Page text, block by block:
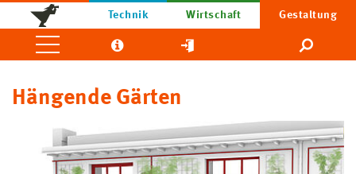
Technik Wirtschaft Gestaltung
Hängende Gärten